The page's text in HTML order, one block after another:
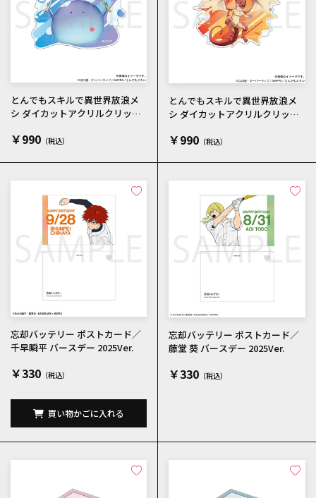
とんでもスキルで異世界放浪メ
シ ダイカットアクリルクリッ
￥990
とんでもスキルで異世界放浪メ
シ ダイカットアクリルクリッ
￥990
忘却バッテリー ポストカード／
千早瞬平 バースデー 2025Ver.
￥330
買い物かごに入れる
忘却バッテリー ポストカード／
藤堂 葵 バースデー 2025Ver.
￥330